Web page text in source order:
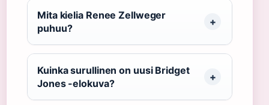
Mita kielia Renee Zellweger
puhuu?
Kuinka surullinen on uusi Bridget
Jones -elokuva?